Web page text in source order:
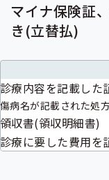
マイナ保険証
き(立替払)
診療内容を記載した
傷病名が記載された処
領収書(領収明細書)
診療に要した費用を